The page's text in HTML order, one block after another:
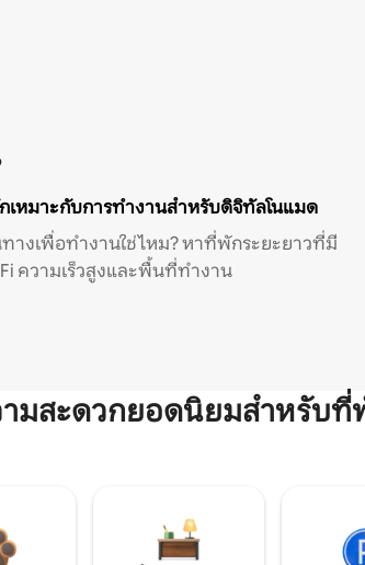
หมาะกับการทำงานสำหรับดิจิทัลโนแมด
างเพื่อทำงานใช่ไหม? หาที่พักระยะยาวที่มี
ความเร็วสูงและพื้นที่ทำงาน
มสะดวกยอดนิยมสำหรับที่